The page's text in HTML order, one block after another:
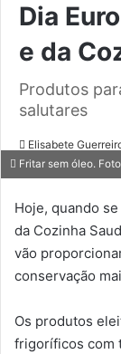
Dia
e da
Produtos
salutares
Elisabete
Fritar sem óleo. Foto
Hoje, quando
da Cozinha
vão
conservação
Os produtos
frigoríficos com